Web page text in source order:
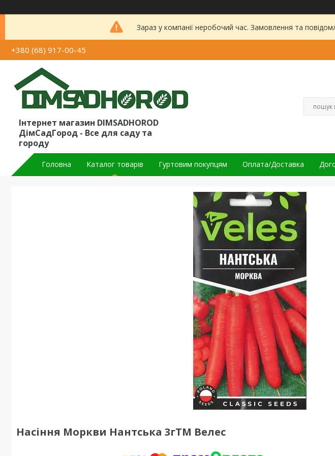
Зараз у компанії неробочий час. Замовлення та
+380 (68) 917-00-45
Інтернет магазин DIMSADHOROD
ДімСадГород - Все для саду та
городу
Головна Каталог товарів Гуртовим покупцям Оплата/Доставка
Насіння Моркви Нантська 3гТМ Велес